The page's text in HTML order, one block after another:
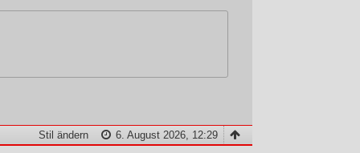
6. August 2026, 12:29
Stil ändern